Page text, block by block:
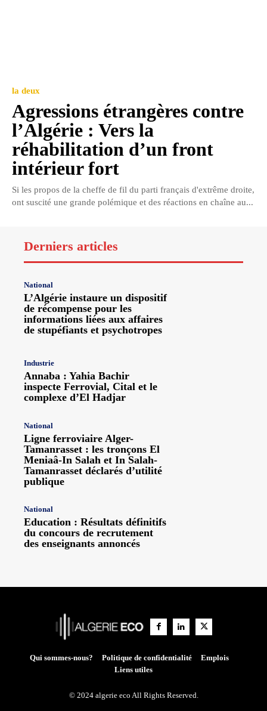
la deux
Agressions étrangères contre
l’Algérie : Vers la
réhabilitation d’un front
intérieur fort
Si les propos de la cheffe de fil du parti français d'extrême droite,
ont suscité une grande polémique et des réactions en chaîne au...
Derniers articles
National
L’Algérie instaure un dispositif
de récompense pour les
informations liées aux affaires
de stupéfiants et psychotropes
Industrie
Annaba : Yahia Bachir
inspecte Ferrovial, Cital et le
complexe d’El Hadjar
National
Ligne ferroviaire Alger-
Tamanrasset : les tronçons El
Meniaâ-In Salah et In Salah-
Tamanrasset déclarés d’utilité
publique
National
Education : Résultats définitifs
du concours de recrutement
des enseignants annoncés
Qui sommes-nous? Politique de confidentialité
Emplois
Liens utiles
© 2024 algerie eco All Rights Reserved.